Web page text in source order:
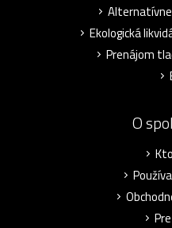
Ekologická
Prenájom
O